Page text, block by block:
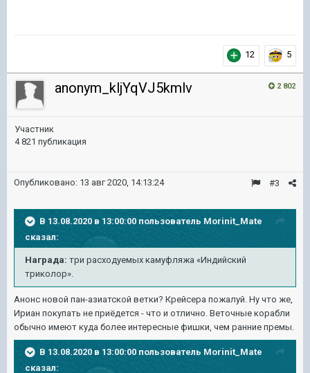
12 5
2 802
anonym_kljYqVJ5kmlv
Участник
4 821 публикация
#3
Опубликовано: 13 авг 2020, 14:13:24
В 13.08.2020 в 13:00:00 пользователь Morinit_Mate
сказал:
Награда: три расходуемых камуфляжа «Индийский
триколор».
Анонс новой пан-азиатской ветки? Крейсера пожалуй. Ну что же,
Ириан покупать не приёдется - что и отлично. Веточные корабли
обычно имеют куда более интересные фишки, чем ранние премы.
В 13.08.2020 в 13:00:00 пользователь Morinit_Mate
сказал: